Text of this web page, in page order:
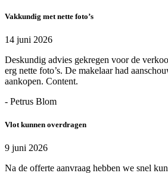
Vakkundig met nette foto’s
14 juni 2026
Deskundig advies gekregen voor de
erg nette foto’s. De makelaar had
aankopen. Content.
- Petrus Blom
Vlot kunnen overdragen
9 juni 2026
Na de offerte aanvraag hebben we snel